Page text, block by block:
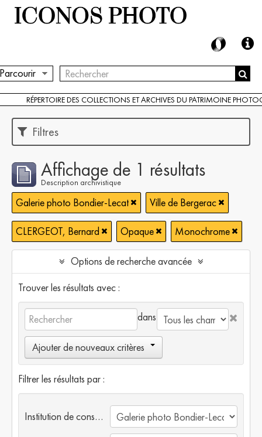
RÉPERTOIRE DES COLLECTIONS ET ARCHIVES DU PATRIMOINE
Filtres
Affichage de 1 résultats
Description archivistique
Galerie photo Bondier-Lecat Ville de Bergerac
CLERGEOT, Bernard Opaque Monochrome
Options de recherche avancée
Trouver les résultats avec :
dans
Ajouter de nouveaux critères
Filtrer les résultats par :
Institution de conservation